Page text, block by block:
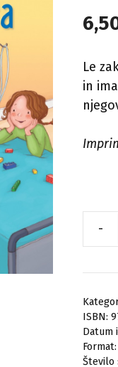
Le
in
-
Datum
Število